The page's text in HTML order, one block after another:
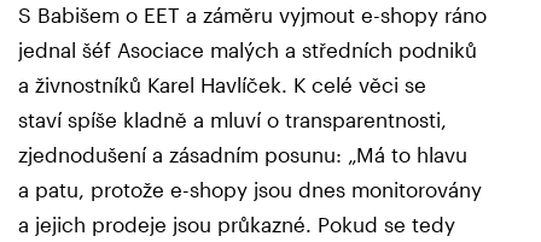
S Babišem o EET a záměru vyjmout e-shopy ráno
jednal šéf Asociace malých a středních podniků
a živnostníků Karel Havlíček. K celé věci se
staví spíše kladně a mluví o transparentnosti,
zjednodušení a zásadním posunu: „Má to hlavu
a patu, protože e-shopy jsou dnes monitorovány
a jejich prodeje jsou průkazné. Pokud se tedy